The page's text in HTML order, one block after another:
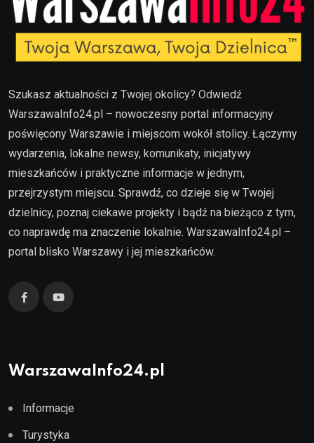
Szukasz aktualności z Twojej okolicy? Odwiedź
WarszawaInfo24.pl – nowoczesny portal informacyjny
poświęcony Warszawie i miejscom wokół stolicy. Łączymy
wydarzenia, lokalne newsy, komunikaty, inicjatywy
mieszkańców i praktyczne informacje w jednym,
przejrzystym miejscu. Sprawdź, co dzieje się w Twojej
dzielnicy, poznaj ciekawe projekty i bądź na bieżąco z tym,
co naprawdę ma znaczenie lokalnie. WarszawaInfo24.pl –
portal blisko Warszawy i jej mieszkańców.
WarszawaInfo24.pl
Informacje
Turystyka